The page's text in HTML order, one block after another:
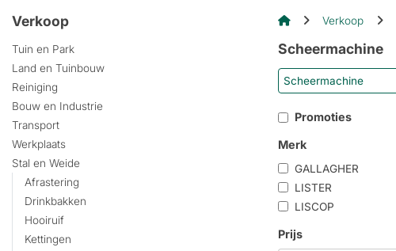
Verkoop
Tuin en Park
Land en Tuinbouw
Reiniging
Bouw en Industrie
Transport
Werkplaats
Stal en Weide
Afrastering
Drinkbakken
Hooiruif
Kettingen
Verkoop
Scheermachine
Scheermachine
Promoties
Merk
GALLAGHER
LISTER
LISCOP
Prijs